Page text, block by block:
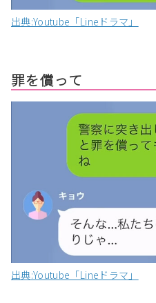
出典:Youtube「Lineドラマ」
罪を償って
出典:Youtube「Lineドラマ」